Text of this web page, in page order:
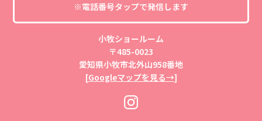
※電話番号タップで発信します
小牧ショールーム
〒485-0023
愛知県小牧市北外山958番地
[Googleマップを見る→]